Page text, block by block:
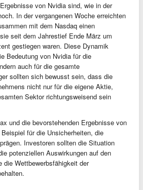
von Nvidia sind, wie in der
In der vergangenen Woche erreichten
mit dem Nasdaq einen
seit dem Jahrestief Ende März um
gestiegen waren. Diese Dynamik
Bedeutung von Nvidia für die
auch für die gesamte
sollten sich bewusst sein, dass die
nicht nur für die eigene Aktie,
Sektor richtungsweisend sein
und die bevorstehenden Ergebnisse von
für die Unsicherheiten, die
Investoren sollten die Situation
potenziellen Auswirkungen auf den
die Wettbewerbsfähigkeit der